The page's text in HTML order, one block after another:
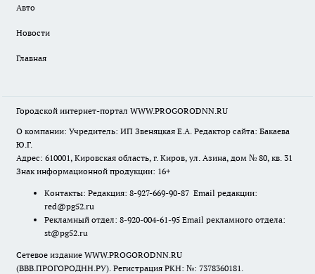
Авто
Новости
Главная
Городской интернет-портал WWW.PROGORODNN.RU
О компании: Учредитель: ИП Звеняцкая Е.А. Редактор сайта: Бакаева
Ю.Г.
Адрес: 610001, Кировская область, г. Киров, ул. Азина, дом № 80, кв. 31
Знак информационной продукции: 16+
Контакты: Редакция: 8-927-669-90-87 Email редакции:
red@pg52.ru
Рекламный отдел: 8-920-004-61-95 Email рекламного отдела:
st@pg52.ru
Сетевое издание WWW.PROGORODNN.RU
(ВВВ.ПРОГОРОДНН.РУ). Регистрация РКН: №: 7378360181.